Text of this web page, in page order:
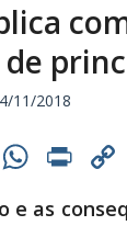
11/2018
Pinterest
e as